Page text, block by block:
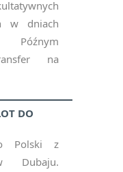
w dniach
Późnym
na
DO
Polski z
Dubaju.